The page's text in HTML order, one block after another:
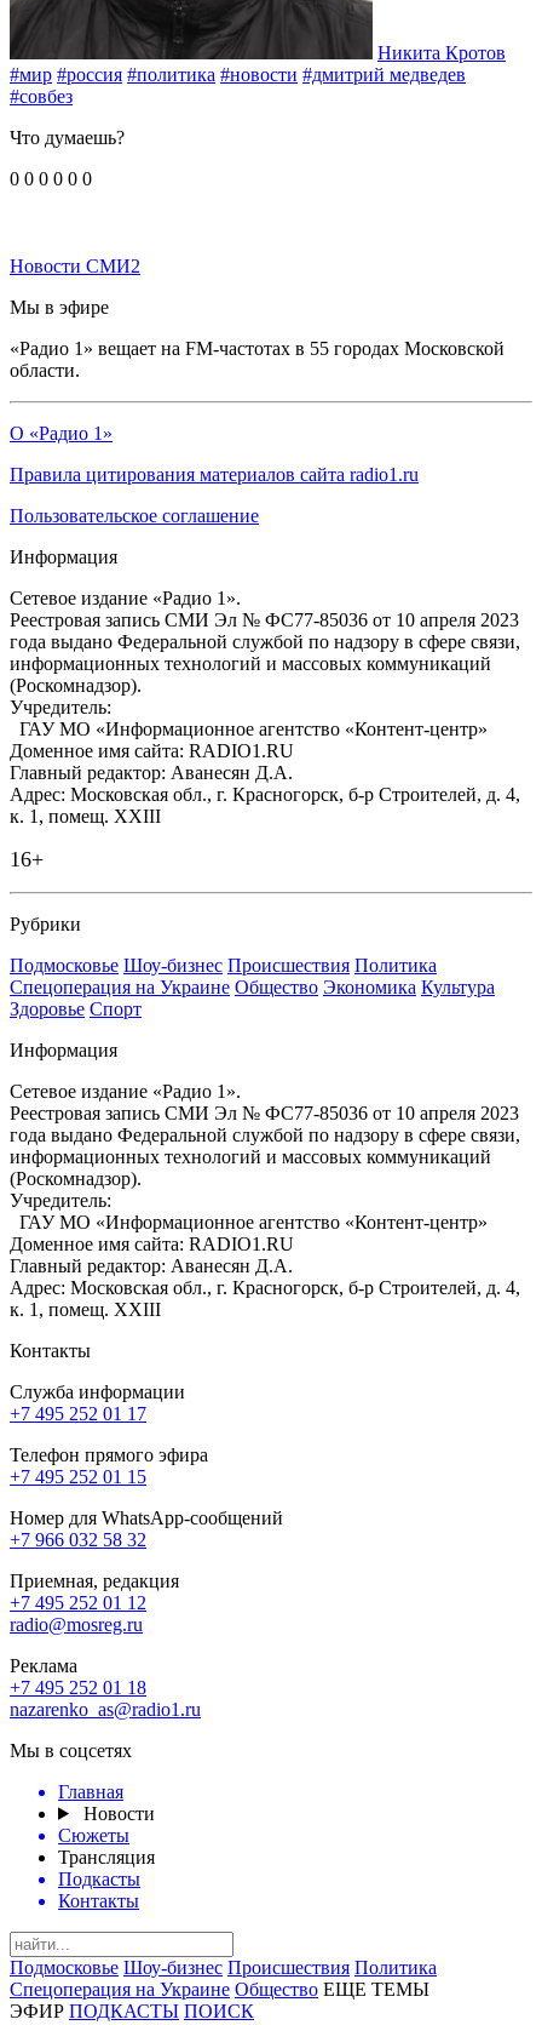
Никита Кротов
#мир #россия #политика #новости #дмитрий медведев
#совбез
Что думаешь?
0 0 0 0 0 0
Новости СМИ2
Мы в эфире
«Радио 1» вещает на FM-частотах в 55 городах Московской
области.
О «Радио 1»
Правила цитирования материалов сайта radio1.ru
Пользовательское соглашение
Информация
Сетевое издание «Радио 1».
Реестровая запись СМИ Эл № ФС77-85036 от 10 апреля 2023
года выдано Федеральной службой по надзору в сфере связи,
информационных технологий и массовых коммуникаций
(Роскомнадзор).
Учредитель:
ГАУ МО «Информационное агентство «Контент-центр»
Доменное имя сайта: RADIO1.RU
Главный редактор: Аванесян Д.А.
Адрес: Московская обл., г. Красногорск, б-р Строителей, д. 4,
к. 1, помещ. XXIII
16+
Рубрики
Подмосковье Шоу-бизнес Происшествия Политика
Спецоперация на Украине Общество Экономика Культура
Здоровье Спорт
Информация
Сетевое издание «Радио 1».
Реестровая запись СМИ Эл № ФС77-85036 от 10 апреля 2023
года выдано Федеральной службой по надзору в сфере связи,
информационных технологий и массовых коммуникаций
(Роскомнадзор).
Учредитель:
ГАУ МО «Информационное агентство «Контент-центр»
Доменное имя сайта: RADIO1.RU
Главный редактор: Аванесян Д.А.
Адрес: Московская обл., г. Красногорск, б-р Строителей, д. 4,
к. 1, помещ. XXIII
Контакты
Служба информации
+7 495 252 01 17
Телефон прямого эфира
+7 495 252 01 15
Номер для WhatsApp-сообщений
+7 966 032 58 32
Приемная, редакция
+7 495 252 01 12
radio@mosreg.ru
Реклама
+7 495 252 01 18
nazarenko_as@radio1.ru
Мы в соцсетях
Главная
Новости
Сюжеты
Трансляция
Подкасты
Контакты
Подмосковье Шоу-бизнес Происшествия Политика
Спецоперация на Украине Общество ЕЩЕ ТЕМЫ
ЭФИР ПОДКАСТЫ ПОИСК